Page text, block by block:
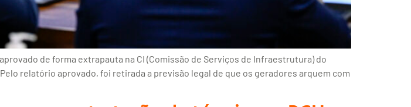
de forma extrapauta na CI (Comissão de Serviços de Infraestrutura) do
relatório aprovado, foi retirada a previsão legal de que os geradores arquem com